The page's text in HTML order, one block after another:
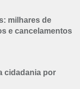
milhares de
e cancelamentos
cidadania por